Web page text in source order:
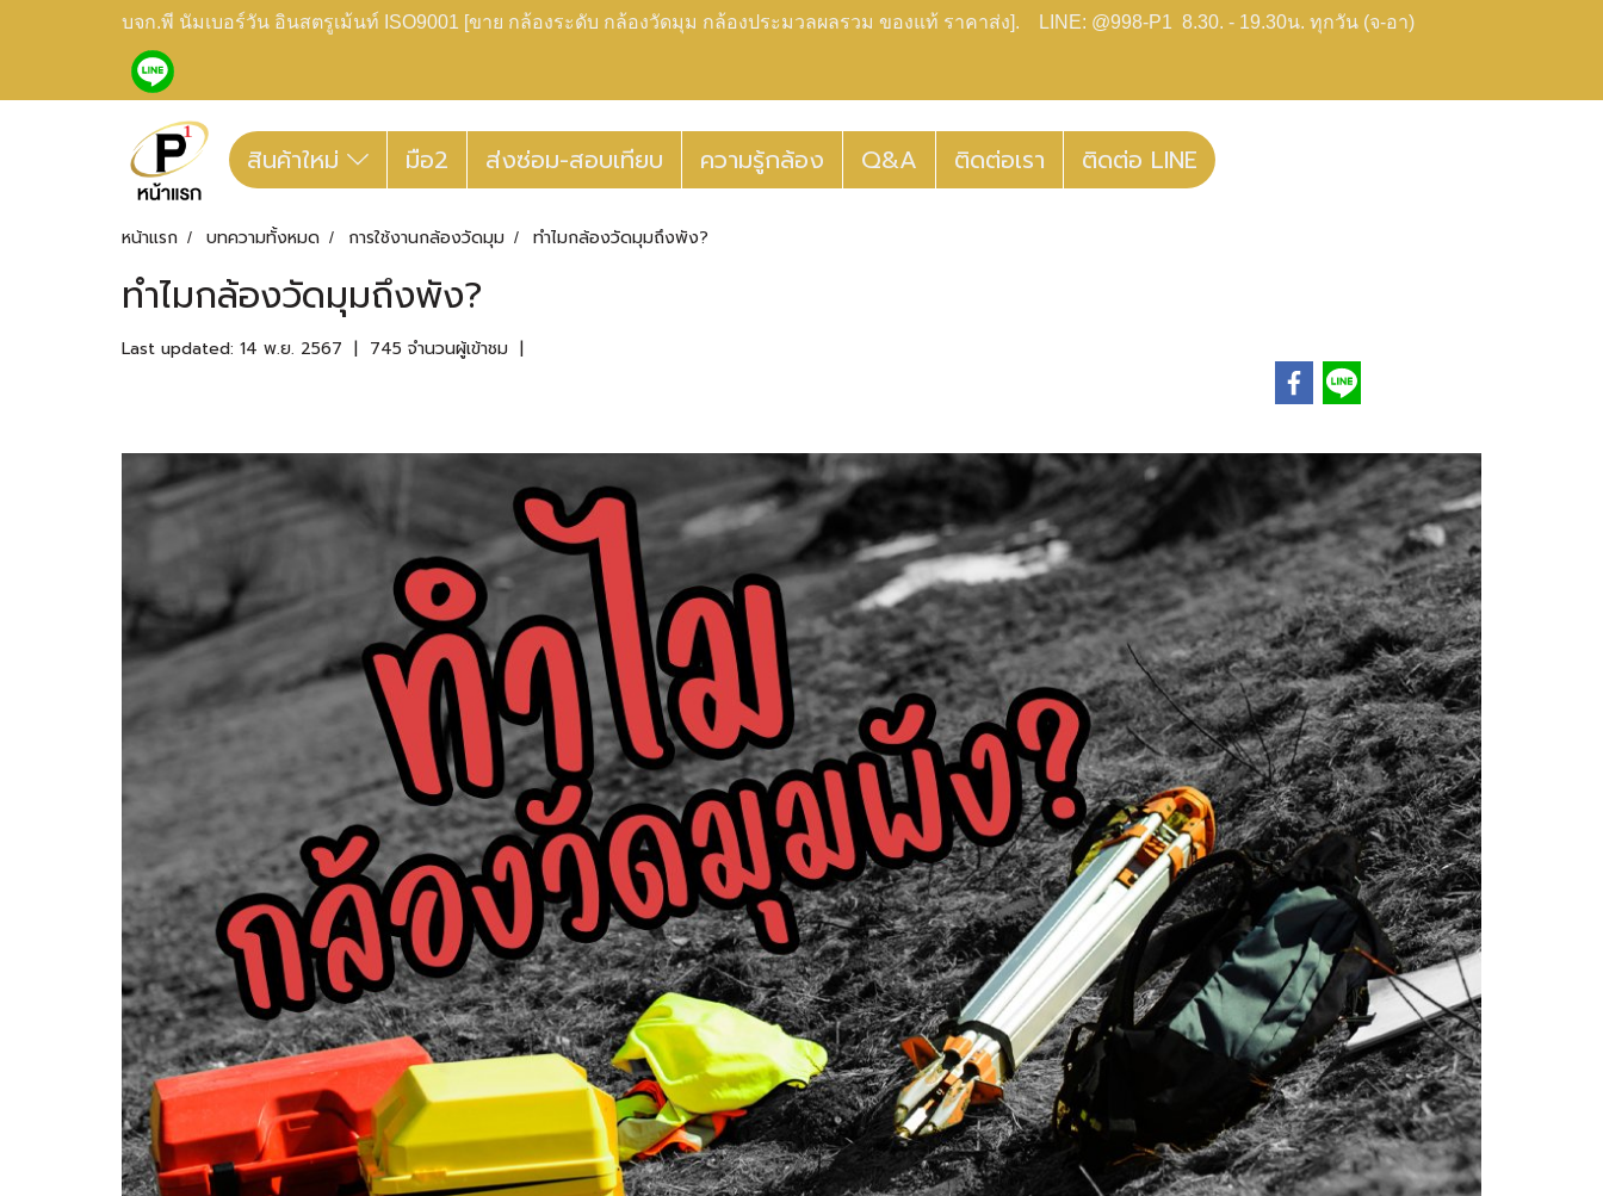
บจก.พี นัมเบอร์วัน อินสตรูเม้นท์ ISO9001 [ขาย กล้องระดับ กล้องวัดมุม กล้องประมวลผลรวม ของแท้ ราคาส่ง]. LINE: @998-P1 8.30. - 19.30น. ทุกวัน (จ-อา)
สินค้าใหม่ มือ2 ส่งซ่อม-สอบเทียบ ความรู้กล้อง Q&A ติดต่อเรา ติดต่อ LINE
หน้าแรก บทความทั้งหมด การใช้งานกล้องวัดมุม ทำไมกล้องวัดมุมถึงพัง?
ทำไมกล้องวัดมุมถึงพัง?
Last updated: 14 พ.ย. 2567 | 745 จำนวนผู้เข้าชม |